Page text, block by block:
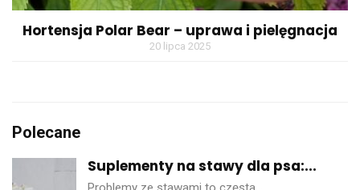
Hortensja Polar Bear – uprawa i pielęgnacja
20 lipca 2025
Polecane
Suplementy na stawy dla psa:...